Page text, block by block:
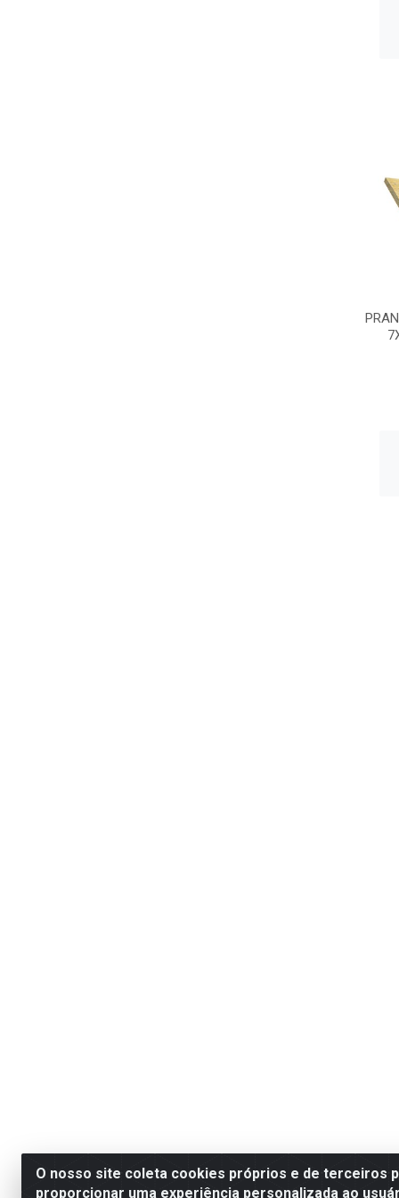
O nosso site coleta cookies próprios e de terceiros
proporcionar uma experiência personalizada ao